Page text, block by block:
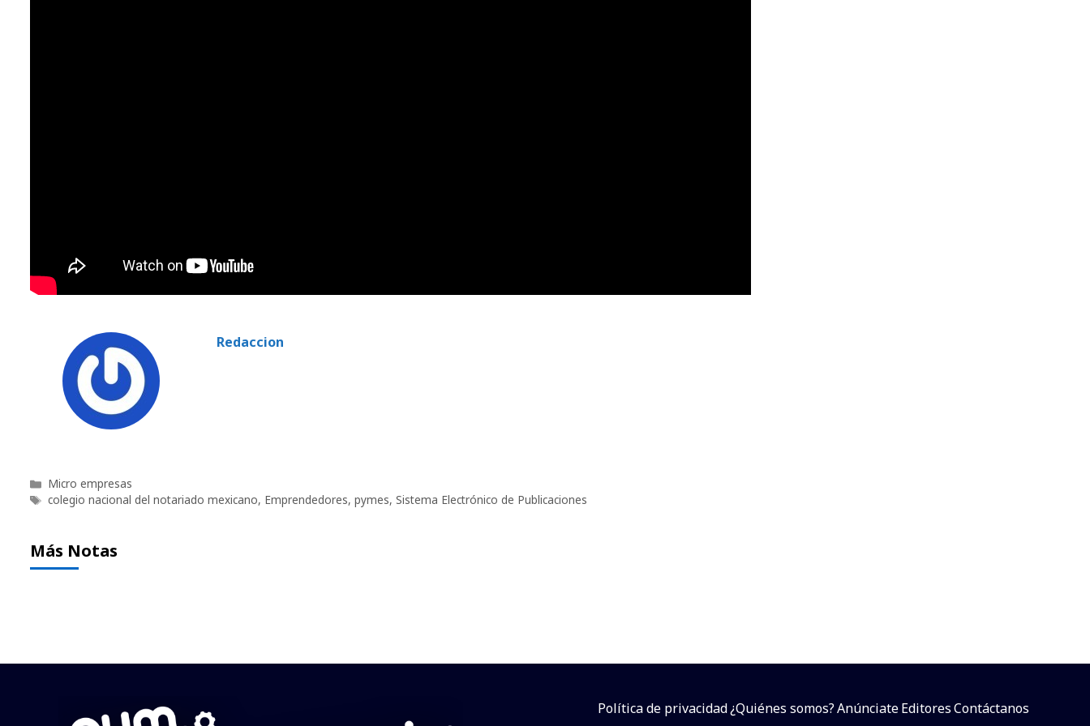
Redaccion
Categorías
Micro empresas
Etiquetas
colegio nacional del notariado mexicano, Emprendedores, pymes, Sistema Electrónico de Publicaciones
Más Notas
Política de privacidad¿Quiénes somos?AnúnciateEditoresContáctanos